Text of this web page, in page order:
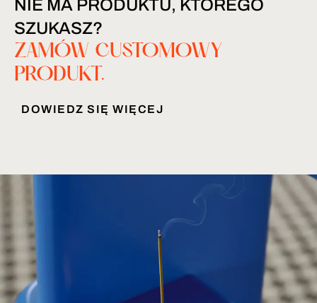
NIE MA PRODUKTU, KTÓREGO
SZUKASZ?
ZAMÓW CUSTOMOWY
PRODUKT.
DOWIEDZ SIĘ WIĘCEJ